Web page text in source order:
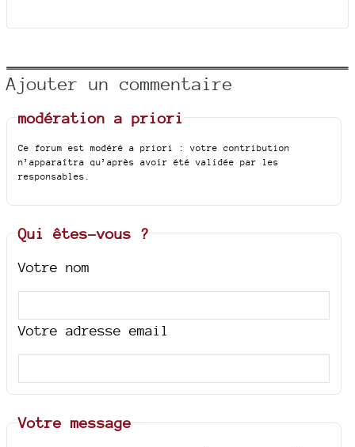
Ajouter un commentaire
modération a priori
Ce forum est modéré a priori : votre contribution
n’apparaîtra qu’après avoir été validée par les
responsables.
Qui êtes-vous ?
Votre nom
Votre adresse email
Votre message